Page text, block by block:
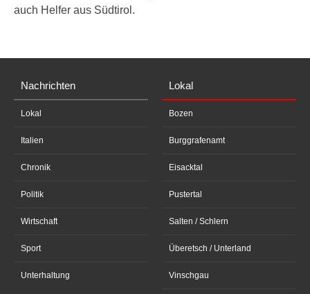
auch Helfer aus Südtirol.
Nachrichten
Lokal
Italien
Chronik
Politik
Wirtschaft
Sport
Unterhaltung
Lokal
Bozen
Burggrafenamt
Eisacktal
Pustertal
Salten / Schlern
Überetsch / Unterland
Vinschgau